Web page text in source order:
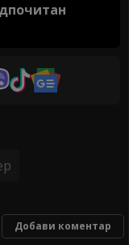
Добави коментар